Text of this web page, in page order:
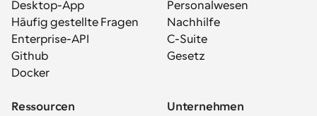
Desktop-App
Häufig gestellte Fragen
Enterprise-API
Github
Docker
Personalwesen
Nachhilfe
C-Suite
Gesetz
Ressourcen Unternehmen